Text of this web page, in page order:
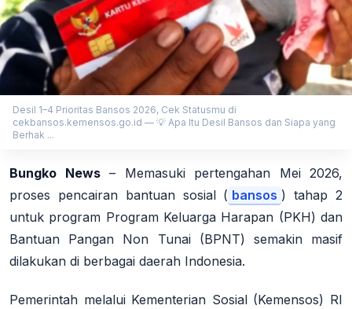
Desil 1–4 Prioritas Bansos 2026, Cek Statusmu di
cekbansos.kemensos.go.id — 💡 Apa Itu Desil Bansos dan Siapa yang
Berhak ...
Bungko News– Memasuki pertengahan Mei 2026,
proses pencairan bantuan sosial ( bansos ) tahap 2
untuk program Program Keluarga Harapan (PKH) dan
Bantuan Pangan Non Tunai (BPNT) semakin masif
dilakukan di berbagai daerah Indonesia.
Pemerintah melalui Kementerian Sosial (Kemensos) RI